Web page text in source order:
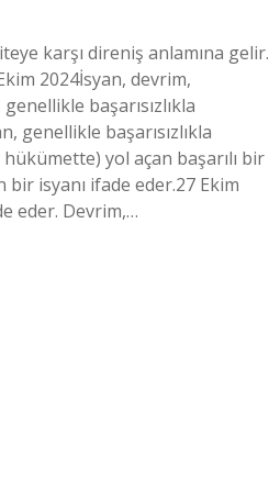
karşı direniş anlamına gelir.
2024İsyan, devrim,
başarısızlıkla
genellikle başarısızlıkla
yol açan başarılı bir
bir isyanı ifade eder.27 Ekim
eder. Devrim,…